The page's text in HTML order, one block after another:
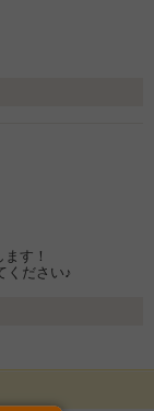
す！
ください♪